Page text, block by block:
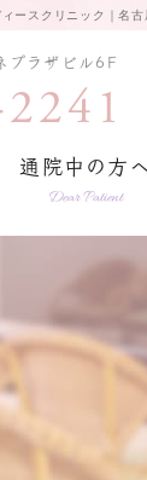
ースクリニック｜名
プラザビル6F
通院中の方
Dear Patient